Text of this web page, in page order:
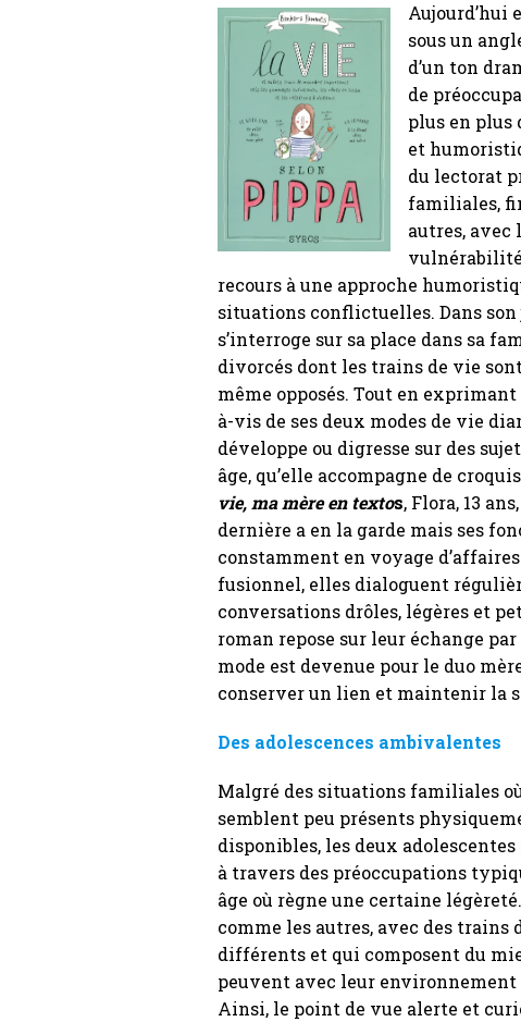
Aujourd’hui
sous un
d’un ton
de
plus en plus
et
du lectorat
familiales,
autres,
recours à une approche
situations conflictuelles. Dans son
s’interroge sur sa place dans sa
divorcés dont les trains de vie
même opposés. Tout en
à-vis de ses deux modes de vie
développe ou digresse sur des
âge, qu’elle accompagne de
vie, ma mère en textos, Flora, 13
dernière a en la garde mais ses
constamment en voyage
fusionnel, elles dialoguent
conversations drôles, légères et
roman repose sur leur échange
mode est devenue pour le duo
conserver un lien et maintenir la
Des adolescences ambivalentes
Malgré des situations familiales
semblent peu présents
disponibles, les deux
à travers des préoccupations
âge où règne une certaine
comme les autres, avec des trains
différents et qui composent du
peuvent avec leur environnement
Ainsi, le point de vue alerte et